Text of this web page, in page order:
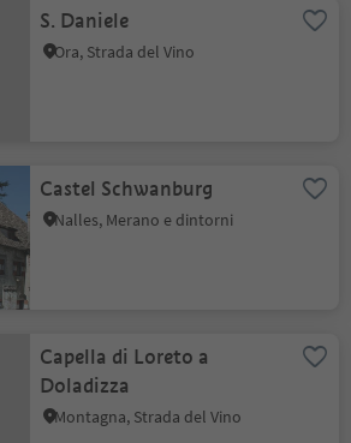
S. Daniele
Ora, Strada del Vino
Castel Schwanburg
Nalles, Merano e dintorni
Capella di Loreto a
Doladizza
Montagna, Strada del Vino